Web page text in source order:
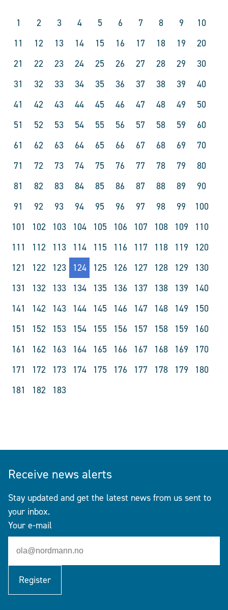
1 2 3 4 5 6 7 8 9
10
11
12 13 14 15 16 17 18 19
20
21
22 23 24 25 26 27 28 29
30
31
32 33 34 35 36 37 38 39
40
41
42 43 44 45 46 47 48 49
50
51
52 53 54 55 56 57 58 59
60
61
62 63 64 65 66 67 68 69
70
71
72 73 74 75 76 77 78 79
80
81
82 83 84 85 86 87 88 89
90
91
92 93 94 95 96 97 98 99
100
101
102 103 104 105 106 107 108 109
110
111
112 113 114 115 116 117 118 119
120
121
122 123 124 125 126 127 128 129
130
131
132 133 134 135 136 137 138 139
140
141
142 143 144 145 146 147 148 149
150
151
152 153 154 155 156 157 158 159
160
161
162 163 164 165 166 167 168 169
170
171
172 173 174 175 176 177 178 179
180
181
182 183
Receive news alerts
Stay updated and get the latest news from us sent to
your inbox.
Your e-mail
Register